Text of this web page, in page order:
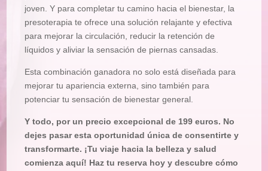
joven. Y para completar tu camino hacia el bienestar, la
presoterapia te ofrece una solución relajante y efectiva
para mejorar la circulación, reducir la retención de
líquidos y aliviar la sensación de piernas cansadas.
Esta combinación ganadora no solo está diseñada para
mejorar tu apariencia externa, sino también para
potenciar tu sensación de bienestar general.
Y todo, por un precio excepcional de 199 euros. No
dejes pasar esta oportunidad única de consentirte y
transformarte. ¡Tu viaje hacia la belleza y salud
comienza aquí! Haz tu reserva hoy y descubre cómo